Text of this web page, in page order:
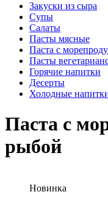
Закуски из сыра
Супы
Салаты
Пасты мясные
Паста с
Пасты
Горячие напитки
Десерты
Холодные
Паста с
рыбой
Новинка